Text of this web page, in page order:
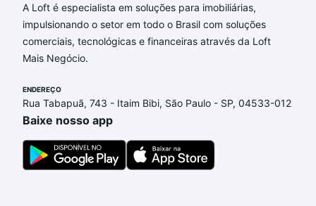
A Loft é especialista em soluções para imobiliárias,
impulsionando o setor em todo o Brasil com soluções
comerciais, tecnológicas e financeiras através da Loft
Mais Negócio.
ENDEREÇO
Rua Tabapuã, 743 - Itaim Bibi, São Paulo - SP, 04533-012
Baixe nosso app